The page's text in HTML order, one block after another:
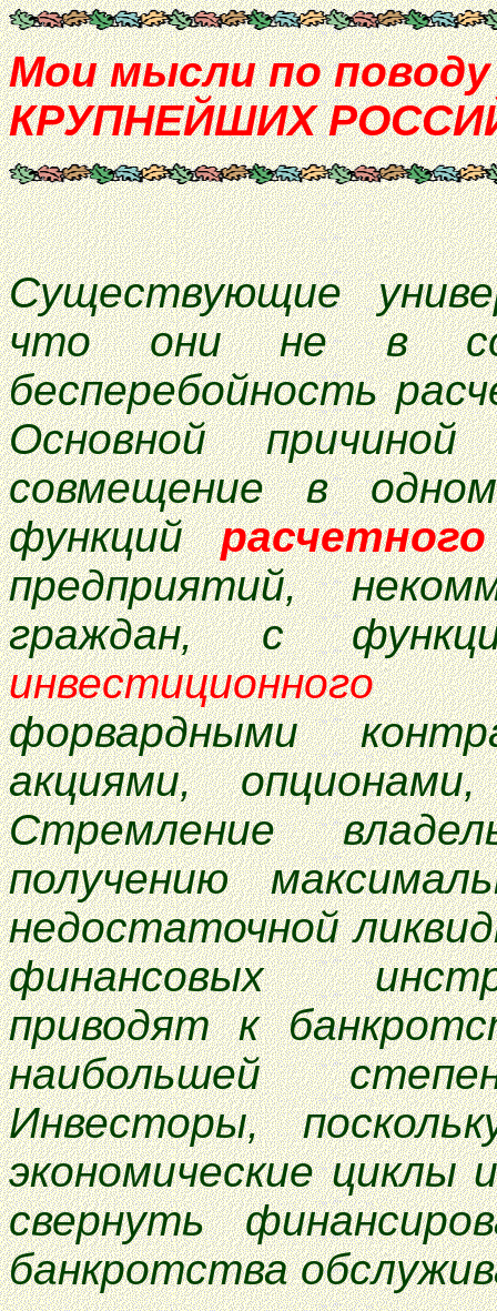
Мои мысли по
КРУПНЕЙШИХ
Существующие
что они не в
бесперебойность
Основной
совмещение в
функцийрасчетного
предприятий,
граждан, с
инвестиционного
форвардными
акциями,
Стремление
получению
недостаточной
финансовых
приводят к
наибольшей
Инвесторы,
экономические
свернуть
банкротства